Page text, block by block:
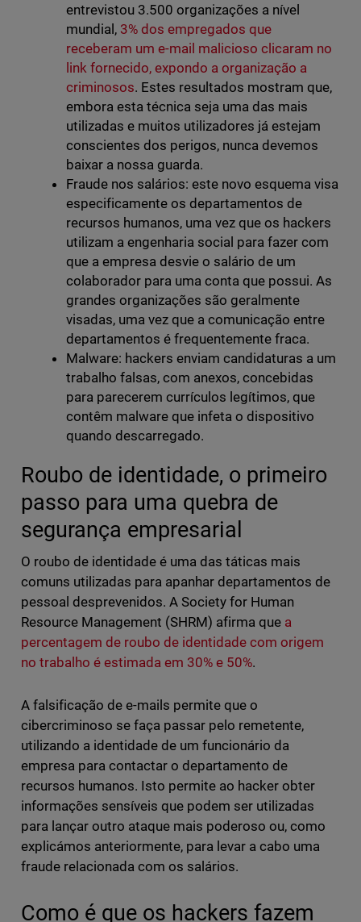
entrevistou 3.500 organizações a nível
mundial, 3% dos empregados que
receberam um e-mail malicioso clicaram no
link fornecido, expondo a organização a
criminosos. Estes resultados mostram que,
embora esta técnica seja uma das mais
utilizadas e muitos utilizadores já estejam
conscientes dos perigos, nunca devemos
baixar a nossa guarda.
Fraude nos salários: este novo esquema visa
especificamente os departamentos de
recursos humanos, uma vez que os hackers
utilizam a engenharia social para fazer com
que a empresa desvie o salário de um
colaborador para uma conta que possui. As
grandes organizações são geralmente
visadas, uma vez que a comunicação entre
departamentos é frequentemente fraca.
Malware: hackers enviam candidaturas a um
trabalho falsas, com anexos, concebidas
para parecerem currículos legítimos, que
contêm malware que infeta o dispositivo
quando descarregado.
Roubo de identidade, o primeiro
passo para uma quebra de
segurança empresarial
O roubo de identidade é uma das táticas mais
comuns utilizadas para apanhar departamentos de
pessoal desprevenidos. A Society for Human
Resource Management (SHRM) afirma que a
percentagem de roubo de identidade com origem
no trabalho é estimada em 30% e 50%.
A falsificação de e-mails permite que o
cibercriminoso se faça passar pelo remetente,
utilizando a identidade de um funcionário da
empresa para contactar o departamento de
recursos humanos. Isto permite ao hacker obter
informações sensíveis que podem ser utilizadas
para lançar outro ataque mais poderoso ou, como
explicámos anteriormente, para levar a cabo uma
fraude relacionada com os salários.
Como é que os hackers fazem